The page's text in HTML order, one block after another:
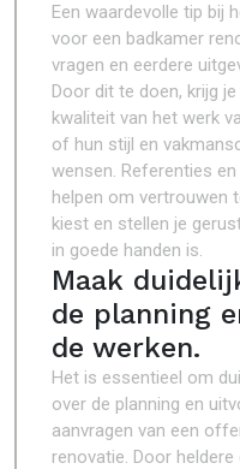
Een waardevolle tip bij
voor een badkamer
vragen en eerdere
Door dit te doen, krijg
kwaliteit van het werk
of hun stijl en
wensen. Referenties
helpen om vertrouwen
kiest en stellen je
in goede handen is.
Maak
de planning
de werken.
Het is essentieel om
over de planning en
aanvragen van een
renovatie. Door